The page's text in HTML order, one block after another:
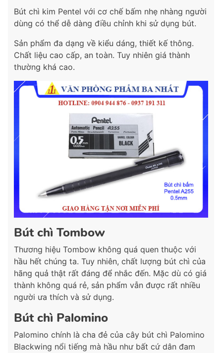
Bút chì kim Pentel với cơ chế bấm nhẹ nhàng người
dùng có thể dễ dàng điều chỉnh khi sử dụng bút.
Sản phẩm đa dạng về kiểu dáng, thiết kế thông.
Chất liệu cao cấp, an toàn. Tuy nhiên giá thành
thường khá cao.
Bút chì Tombow
Thương hiệu Tombow không quá quen thuộc với
hầu hết chúng ta. Tuy nhiên, chất lượng bút chì của
hãng quả thật rất đáng để nhắc đến. Mặc dù có giá
thành không quá rẻ, sản phẩm vẫn được rất nhiều
người ưa thích và sử dụng.
Bút chì Palomino
Palomino chính là cha đẻ của cây bút chì Palomino
Blackwing nổi tiếng mà hầu như bất cứ dân đam